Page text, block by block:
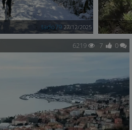
tado79 27/12/2025
6219 7 0